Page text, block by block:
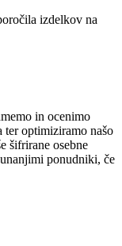
izdelkov na
in ocenimo
ter optimiziramo našo
šifrirane osebne
ponudniki, če